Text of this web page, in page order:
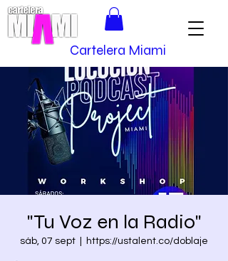
Cartelera Miami
"Tu Voz en la Radio"
sáb, 07 sept https://ustalent.co/doblaje